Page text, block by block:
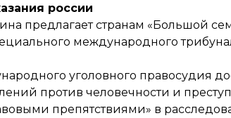
россии
предлагает странам «Большой
международного
уголовного правосудия
против человечности и
препятствиями» в